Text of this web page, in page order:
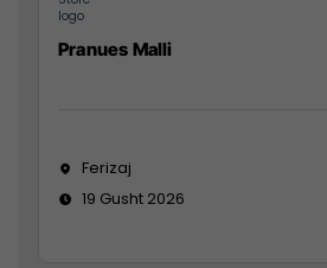
Pranues Malli
Ferizaj
19 Gusht 2026